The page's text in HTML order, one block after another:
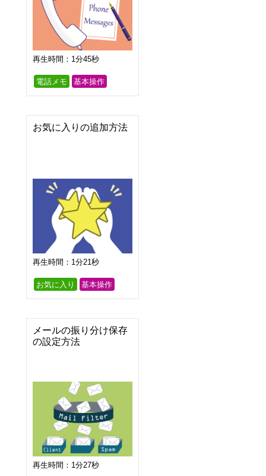
再生時間：1分45秒
電話メモ 基本操作
お気に入りの追加方法
再生時間：1分21秒
お気に入り 基本操作
メールの振り分け保存
の設定方法
再生時間：1分27秒